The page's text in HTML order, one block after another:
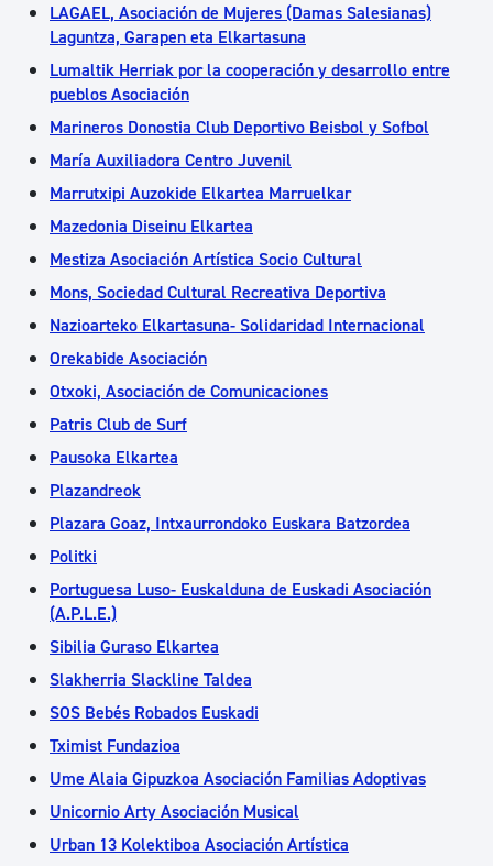
LAGAEL, Asociación de Mujeres (Damas Salesianas)
Laguntza, Garapen eta Elkartasuna
Lumaltik Herriak por la cooperación y desarrollo entre
pueblos Asociación
Marineros Donostia Club Deportivo Beisbol y Sofbol
María Auxiliadora Centro Juvenil
Marrutxipi Auzokide Elkartea Marruelkar
Mazedonia Diseinu Elkartea
Mestiza Asociación Artística Socio Cultural
Mons, Sociedad Cultural Recreativa Deportiva
Nazioarteko Elkartasuna- Solidaridad Internacional
Orekabide Asociación
Otxoki, Asociación de Comunicaciones
Patris Club de Surf
Pausoka Elkartea
Plazandreok
Plazara Goaz, Intxaurrondoko Euskara Batzordea
Politki
Portuguesa Luso- Euskalduna de Euskadi Asociación
(A.P.L.E.)
Sibilia Guraso Elkartea
Slakherria Slackline Taldea
SOS Bebés Robados Euskadi
Tximist Fundazioa
Ume Alaia Gipuzkoa Asociación Familias Adoptivas
Unicornio Arty Asociación Musical
Urban 13 Kolektiboa Asociación Artística